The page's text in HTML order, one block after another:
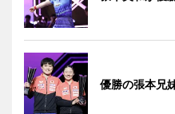
優勝の張本兄